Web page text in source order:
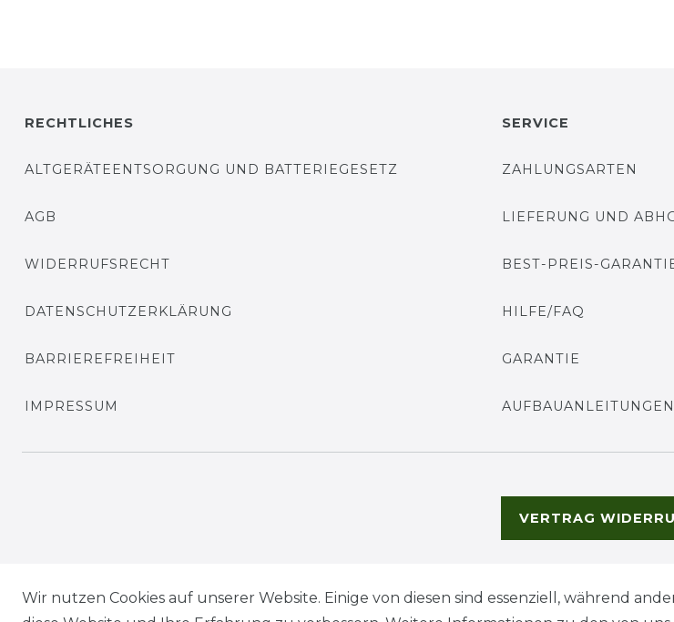
RECHTLICHES
ALTGERÄTEENTSORGUNG UND BATTERIEGESETZ
AGB
WIDERRUFSRECHT
DATENSCHUTZERKLÄRUNG
BARRIEREFREIHEIT
IMPRESSUM
SERVICE
ZAHLUNGSARTEN
LIEFERUNG UND
BEST-PREIS-
HILFE/FAQ
GARANTIE
AUFBAUANLEITUNGEN
VERTRAG
Wir nutzen Cookies auf unserer Website. Einige von diesen sind essenziell, während